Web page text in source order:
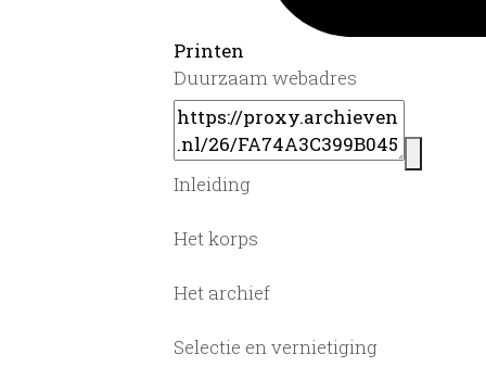
Printen
Duurzaam webadres
Inleiding
Het korps
Het archief
Selectie en vernietiging